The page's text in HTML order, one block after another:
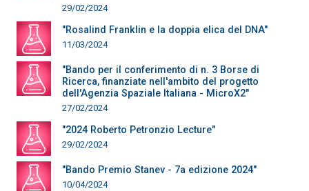
29/02/2024
"Rosalind Franklin e la doppia elica del DNA"
11/03/2024
"Bando per il conferimento di n. 3 Borse di
Ricerca, finanziate nell'ambito del progetto
dell'Agenzia Spaziale Italiana - MicroX2"
27/02/2024
"2024 Roberto Petronzio Lecture"
29/02/2024
"Bando Premio Stanev - 7a edizione 2024"
10/04/2024